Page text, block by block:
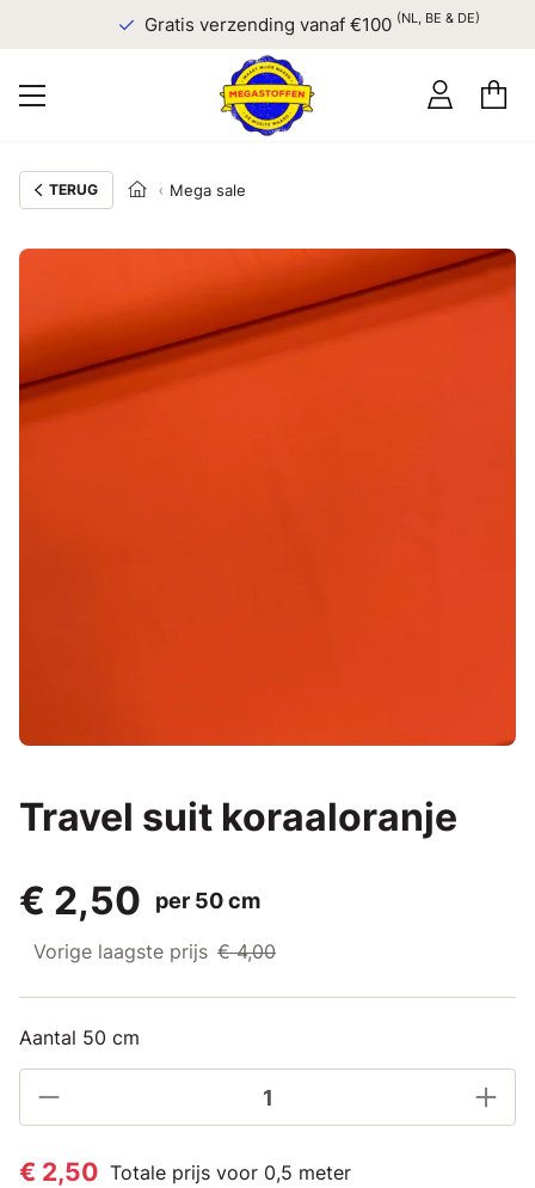
Gratis verzending vanaf €100(NL, BE & DE)
TERUG Mega sale
Travel suit koraaloranje
€ 2,50
per 50 cm
Vorige laagste prijs € 4,00
Aantal 50 cm
€ 2,50 Totale prijs voor 0,5 meter